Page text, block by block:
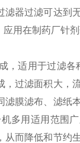
器过滤可达到
用在制药厂针剂
，适用于过滤
过滤面积大，
膜滤布、滤纸
多用适用范围
而降低和节约